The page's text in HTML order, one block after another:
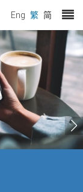
Eng 繁 简